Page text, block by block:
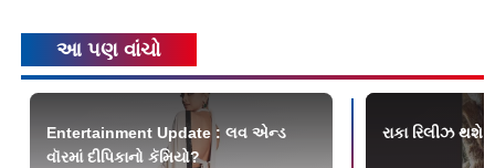
આ પણ વાંચો
Entertainment Update : લવ એન્ડ
વૉરમાં દીપિકાનો કૅમિયો?
રાકા રિલીઝ થશે